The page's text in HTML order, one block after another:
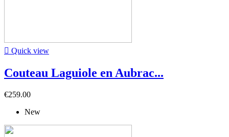
 Quick view
Couteau Laguiole en Aubrac...
€259.00
New